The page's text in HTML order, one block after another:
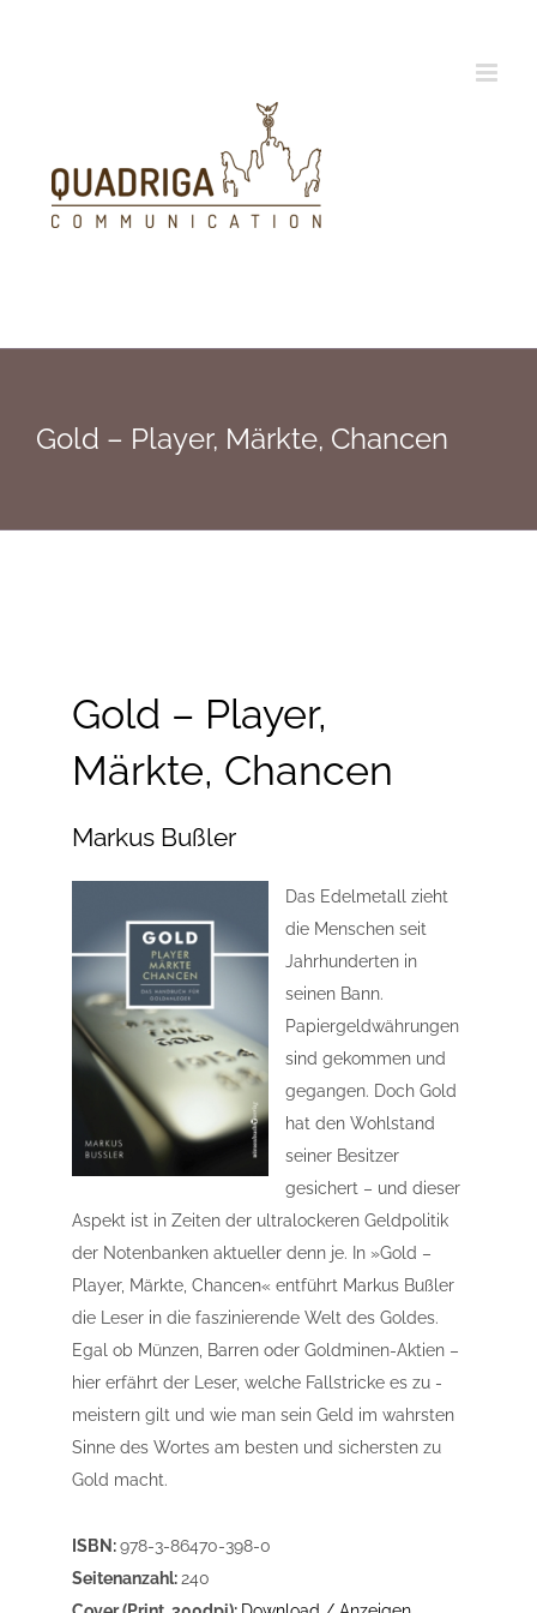
Gold – Player, Märkte, Chancen
Gold – Player,
Märkte, Chancen
Markus Bußler
Das Edelmetall zieht
die Menschen seit
Jahrhunderten in
seinen Bann.
Papiergeldwährungen
sind gekommen und
gegangen. Doch Gold
hat den Wohlstand
seiner Besitzer
gesichert – und dieser
Aspekt ist in Zeiten der ultra­lockeren Geldpolitik
der Notenbanken aktueller denn je. In »Gold –
Player, Märkte, Chancen« entführt Markus Bußler
die Leser in die faszinierende Welt des Goldes.
Egal ob Münzen, Barren oder Goldminen-Aktien –
hier erfährt der Leser, welche Fallstricke es zu ­
meistern gilt und wie man sein Geld im wahrsten
Sinne des Wortes am besten und sichersten zu
Gold macht.
ISBN:978-3-86470-398-0
Seitenanzahl: 240